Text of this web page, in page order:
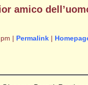
amico
| Permalink|